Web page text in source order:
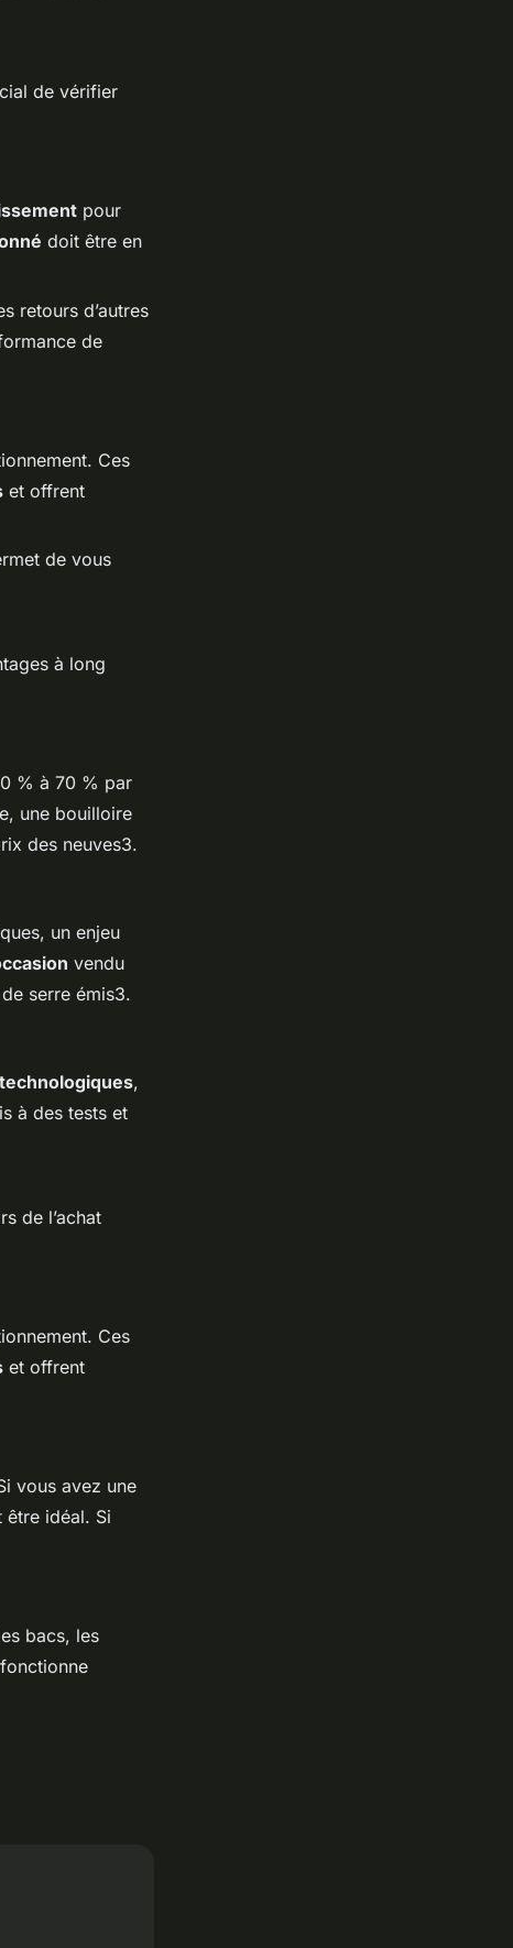
de vérifier
pour
doit être en
retours d’autres
de
Ces
et offrent
de vous
à long
% à 70 % par
une bouilloire
des neuves3.
un enjeu
vendu
serre émis3.
,
à des tests et
de l’achat
Ces
et offrent
vous avez une
être idéal. Si
bacs, les